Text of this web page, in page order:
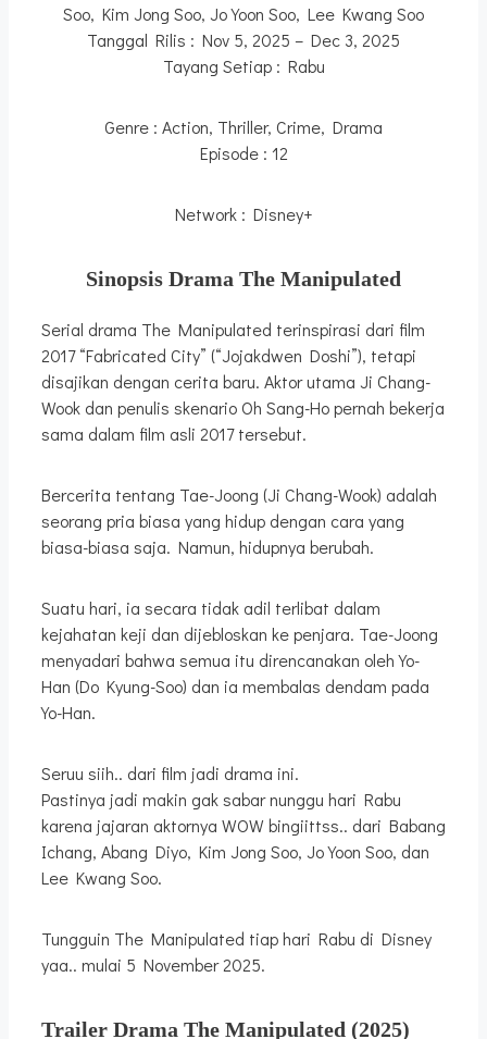
Soo, Kim Jong Soo, Jo Yoon Soo, Lee Kwang Soo
Tanggal Rilis : Nov 5, 2025 – Dec 3, 2025
Tayang Setiap : Rabu
Genre : Action, Thriller, Crime, Drama
Episode : 12
Network : Disney+
Sinopsis Drama The Manipulated
Serial drama The Manipulated terinspirasi dari film
2017 “Fabricated City” (“Jojakdwen Doshi”), tetapi
disajikan dengan cerita baru. Aktor utama Ji Chang-
Wook dan penulis skenario Oh Sang-Ho pernah bekerja
sama dalam film asli 2017 tersebut.
Bercerita tentang Tae-Joong (Ji Chang-Wook) adalah
seorang pria biasa yang hidup dengan cara yang
biasa-biasa saja. Namun, hidupnya berubah.
Suatu hari, ia secara tidak adil terlibat dalam
kejahatan keji dan dijebloskan ke penjara. Tae-Joong
menyadari bahwa semua itu direncanakan oleh Yo-
Han (Do Kyung-Soo) dan ia membalas dendam pada
Yo-Han.
Seruu siih.. dari film jadi drama ini.
Pastinya jadi makin gak sabar nunggu hari Rabu
karena jajaran aktornya WOW bingiittss.. dari Babang
Ichang, Abang Diyo, Kim Jong Soo, Jo Yoon Soo, dan
Lee Kwang Soo.
Tungguin The Manipulated tiap hari Rabu di Disney
yaa.. mulai 5 November 2025.
Trailer Drama The Manipulated (2025)